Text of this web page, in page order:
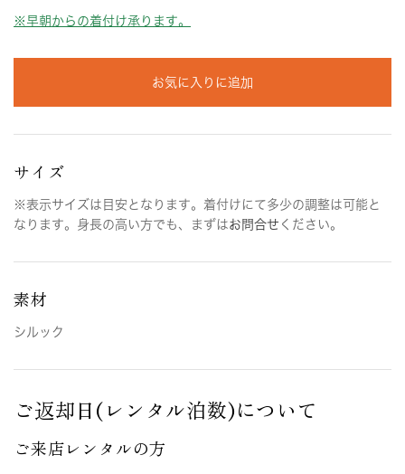
※早朝からの着付け承ります。
お気に入りに追加
サイズ
※表示サイズは目安となります。着付けにて多少の調整は可能と
なります。身長の高い方でも、まずはお問合せ ください。
素材
シルック
ご返却日(レンタル泊数)について
ご来店レンタルの方